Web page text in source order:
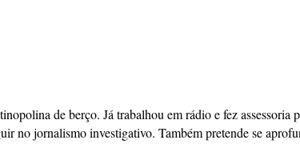
de berço. Já trabalhou em rádio e fez
no jornalismo investigativo. Também pretende se